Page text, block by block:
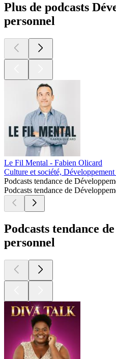
Plus de podcasts
personnel
Le Fil Mental - Fabien Olicard
Culture et société,
Podcasts tendance de
Podcasts tendance de
Podcasts tendance
personnel